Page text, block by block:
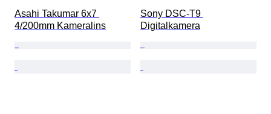
Asahi Takumar 6x7
4/200mm Kameralins
Sony DSC-T9
Digitalkamera